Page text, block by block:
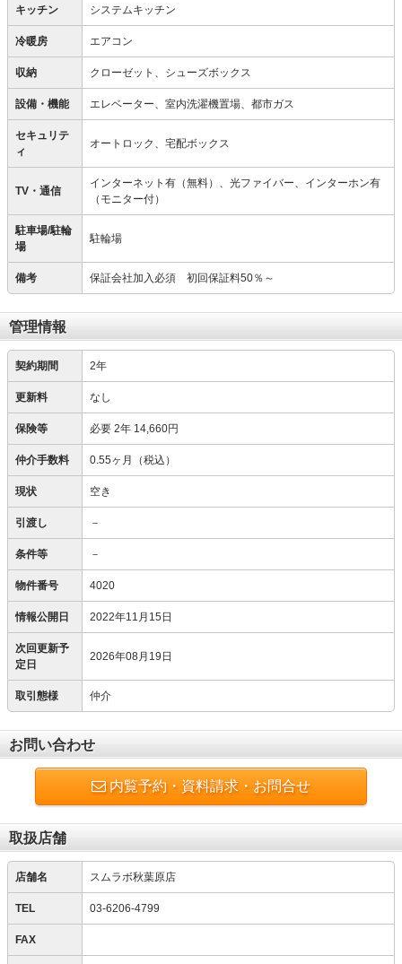
キッチン システムキッチン
冷暖房 エアコン
収納 クローゼット、シューズボックス
設備・機能 エレベーター、室内洗濯機置場、都市ガス
セキュリテ
ィ
オートロック、宅配ボックス
TV・通信
インターネット有（無料）、光ファイバー、インターホン有
（モニター付）
駐車場/駐輪
場
駐輪場
備考 保証会社加入必須 初回保証料50％～
管理情報
契約期間 2年
更新料 なし
保険等 必要 2年 14,660円
仲介手数料 0.55ヶ月（税込）
現状 空き
引渡し －
条件等 －
物件番号 4020
情報公開日 2022年11月15日
次回更新予
定日
2026年08月19日
取引態様 仲介
お問い合わせ
内覧予約・資料請求・お問合せ
取扱店舗
店舗名 スムラボ秋葉原店
TEL 03-6206-4799
FAX